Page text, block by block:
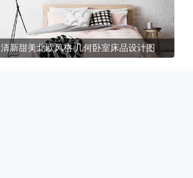
清新甜美北欧风格 几何卧室床品设计图